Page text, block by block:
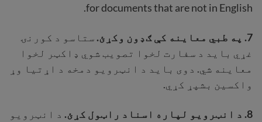
for documents that are not in English.
7. په طبي معاینه کې ګډون وکړئ.
ستاسو د کورنۍ
غړي باید د سفارت لخوا تصویب شوي ډاکټر لخوا
معاینه شي. دوی باید د انټرویو دمخه د اړتیا وړ
واکسین بشپړ کړي.
8. د انټرویو لپاره اسناد راټول کړئ.
د انټرویو